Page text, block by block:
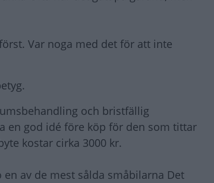
Var noga med det för att inte
och bristfällig
en god idé före köp för den som tittar
kostar cirka 3000 kr.
av de mest sålda småbilarna Det